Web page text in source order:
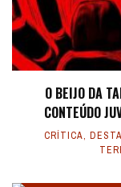
O BEIJO DA
CONTEÚDO
CRÍTICA,